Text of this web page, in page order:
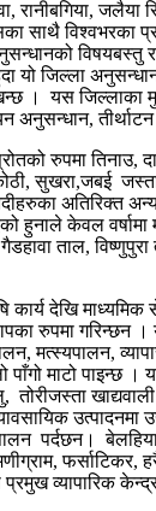
रानीबगिया, जलैया
विश्वभरका
विषयबस्तु
यो जिल्ला
। यस जिल्लाका
अनुसन्धान,
रुपमा तिनाउ,
सुखरा,जबई
अतिरिक्त
हुनाले केवल वर्षामा
ताल,
कार्य देखि माध्यमिक
रुपमा गरिन्छन
मत्स्यपालन,
माटो पाइन्छ ।
उत्पादनमा
पर्दछन।
फर्साटिकर,
व्यापारिक